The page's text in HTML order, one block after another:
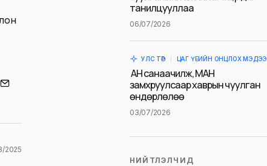
2025
танилцууллаа
06/07/2026
УЛС ТӨР ЦАГ ҮЕИЙН ОНЦЛОХ МЭДЭЭ
АН санаачилж, МАН
замхруулсаар хаврын чуулган
өндөрлөлөө
03/07/2026
НИЙТЛЭЛЧИД